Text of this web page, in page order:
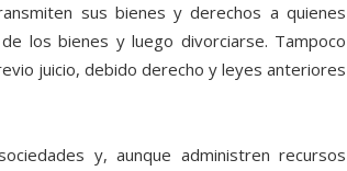
sus bienes y derechos a quienes
los bienes y luego divorciarse. Tampoco
juicio, debido derecho y leyes anteriores
y, aunque administren recursos